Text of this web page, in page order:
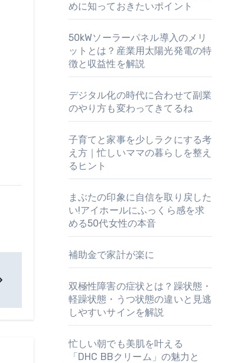
めに知っておきたいポイント
50kWソーラーパネル導入のメリ
ットとは？産業用太陽光発電の特
徴と収益性を解説
デジタル化の時代に合わせて副業
のやり方も変わってきてるね
子育てと家事を少しラクにする考
え方｜忙しいママの暮らしを整え
るヒント
まぶたの印象に自信を取り戻した
い!アイホールにふっくら感を求
める50代女性の本音
補助金で家計が楽に
双極性障害の症状とは？躁状態・
軽躁状態・うつ状態の違いと見逃
しやすいサインを解説
忙しい朝でも美肌を叶える
「DHC BBクリーム」の魅力と